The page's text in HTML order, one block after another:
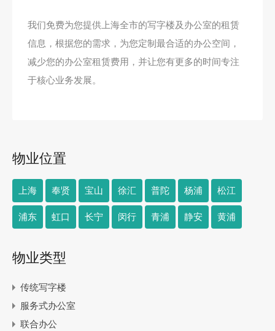
我们免费为您提供上海全市的写字楼及办公室的租赁
信息，根据您的需求，为您定制最合适的办公空间，
减少您的办公室租赁费用，并让您有更多的时间专注
于核心业务发展。
物业位置
上海 奉贤 宝山 徐汇 普陀 杨浦 松江
浦东 虹口 长宁 闵行 青浦 静安 黄浦
物业类型
传统写字楼
服务式办公室
联合办公